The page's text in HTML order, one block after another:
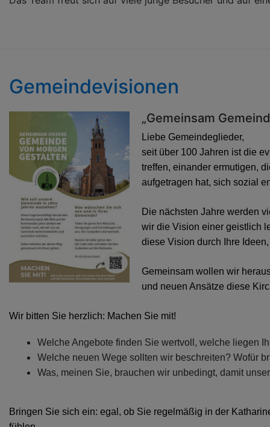
Gemeindevisionen
„Gemeinsam
Liebe Gemeindeglieder,
seit über 100 Jahren ist die
treffen, einander ermutigen,
aufgetragen hat, sich sozial
Die nächsten Jahre werden
wir die Vision einer geistlich
diese Vision durch Ihre
Gemeinsam wollen wir
und neuen Ansätze diese
Wir bitten Sie herzlich: Machen Sie mit!
Welche Angebote finden Sie wertvoll, welche liegen
Welche neuen Wege sollten wir beschreiten? Wofür
Was, meinen Sie, brauchen wir unbedingt, damit
Bringen Sie sich ein: egal, ob Sie regelmäßig in der